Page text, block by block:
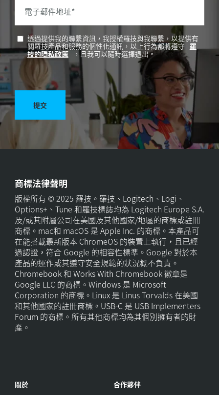
電子郵件地址*
透過提供我的聯繫資訊，我授權羅技與我聯繫，以提供有
關羅技產品和服務的個性化通訊，以上行為都將遵守 羅
技的隱私政策
，且我可以隨時選擇退出。
提交
商標法律聲明
版權所有 © 2025 羅技。羅技、Logitech、Logi、
Options+、Tune 和羅技標誌均為 Logitech Europe S.A.
及/或其附屬公司在美國及其他國家/地區的商標或註冊
商標。mac和 macOS 是 Apple Inc. 的商標。本產品可
在能搭載最新版本 ChromeOS 的裝置上執行，且已經
過認證，符合 Google 的相容性標準。Google 對於本
產品的運作或其遵守安全規範的狀況概不負責。
Chromebook 和 Works With Chromebook 徽章是
Google LLC 的商標。Windows 是 Microsoft
Corporation 的商標。Linux 是 Linus Torvalds 在美國
和其他國家的註冊商標。USB-C 是 USB Implementers
Forum 的商標。所有其他商標均為其個別擁有者的財
產。
關於 合作夥伴